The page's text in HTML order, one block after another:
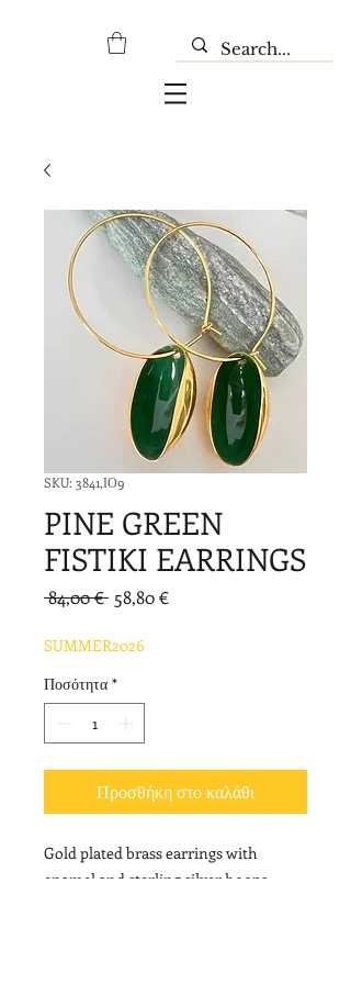
SKU: 3841,ΙΟ9
PINE GREEN
FISTIKI EARRINGS
84,00 € Κανονική
58,80 €Τιμή
SUMMER2026
Ποσότητα *
Προσθήκη στο καλάθι
Gold plated brass earrings with
enamel and sterling silver hoops.